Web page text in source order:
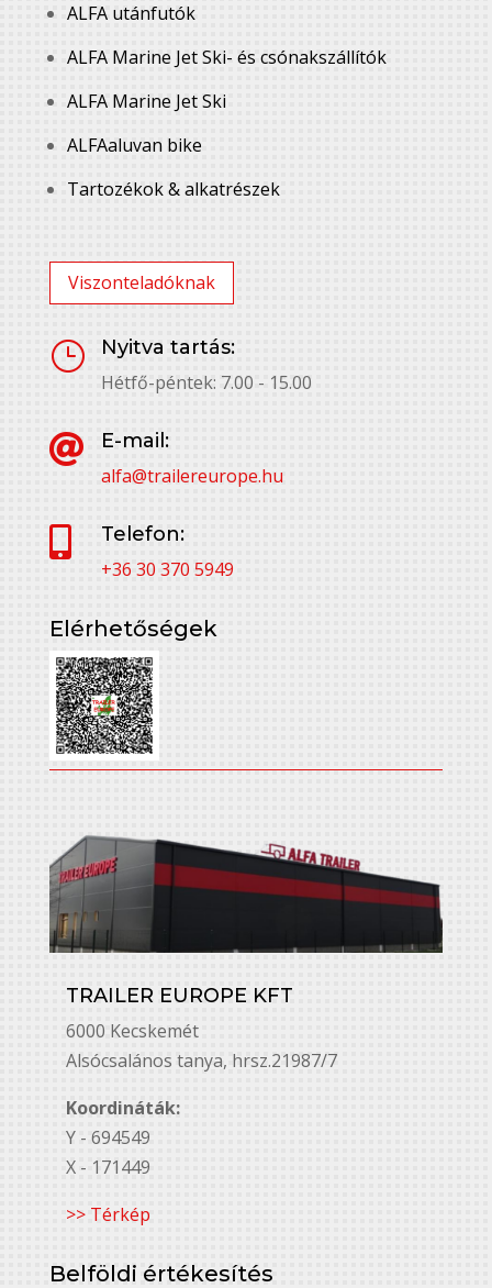
ALFA utánfutók
ALFA Marine Jet Ski- és csónakszállítók
ALFA Marine Jet Ski
ALFAaluvan bike
Tartozékok & alkatrészek
Viszonteladóknak
}
Nyitva tartás:
Hétfő-péntek: 7.00 - 15.00

E-mail:
alfa@trailereurope.hu

Telefon:
+36 30 370 5949
Elérhetőségek
TRAILER EUROPE KFT
6000 Kecskemét
Alsó￳csalános tanya, hrsz.21987/7
Koordináták:
Y - 694549
X - 171449
>> Térkép
Belföldi értékesítés